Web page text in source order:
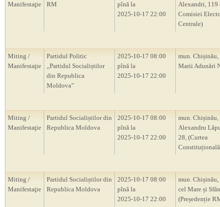
Manifestaţie
RM
pînă la
2025-10-17 22:00
Alexandri, 119
Comisiei
Centrale)
Miting /
Manifestaţie
Partidul Politic
,,Partidul Socialiștilor
din Republica
Moldova”
2025-10-17 08:00
pînă la
2025-10-17 22:00
mun. Chișinău,
Marii Adunări
Miting /
Manifestaţie
Partidul Socialiștilor din
Republica Moldova
2025-10-17 08:00
pînă la
2025-10-17 22:00
mun. Chișinău,
Alexandru
28, (Curtea
Miting /
Manifestaţie
Partidul Socialiștilor din
Republica Moldova
2025-10-17 08:00
pînă la
2025-10-17 22:00
mun. Chișinău,
cel Mare și
(Președenție